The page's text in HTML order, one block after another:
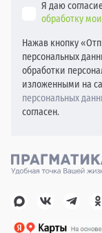
Я даю
обработку
Нажав кнопку
персональных
обработки
изложенными на
персональных
согласен.